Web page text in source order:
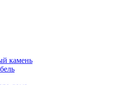
камень